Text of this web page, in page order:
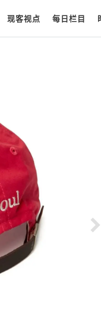
现客视点 每日栏目